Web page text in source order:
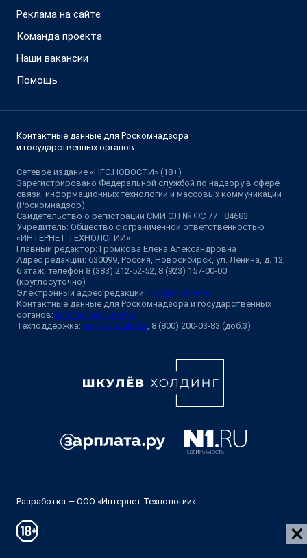
Реклама на сайте
Команда проекта
Наши вакансии
Помощь
Контактные данные для Роскомнадзора
и государственных органов
Сетевое издание «НГС.НОВОСТИ» (18+)
Зарегистрировано Федеральной службой по надзору в сфере
связи, информационных технологий и массовых коммуникаций
(Роскомнадзор)
Свидетельство о регистрации СМИ ЭЛ № ФС 77—84683
Учредитель: Общество с ограниченной ответственностью
«ИНТЕРНЕТ ТЕХНОЛОГИИ»
Главный редактор: Громкова Елена Александровна
Адрес редакции: 630099, Россия, Новосибирск, ул. Ленина, д. 12,
6 этаж, телефон 8 (383) 212-52-52, 8 (923) 157-00-00
(круглосуточно)
Электронный адрес редакции: ngs@shkulev.ru
Контактные данные для Роскомнадзора и государственных
органов: juristnsk@shkulev.ru
Техподдержка: help@shkulev.ru , 8 (800) 200-03-83 (доб.3)
Разработка — ООО «Интернет Технологии»